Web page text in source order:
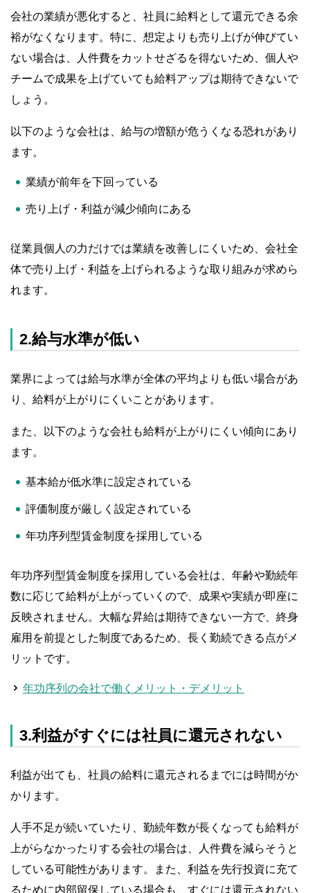
会社の業績が悪化すると、社員に給料として還元できる余
裕がなくなります。特に、想定よりも売り上げが伸びてい
ない場合は、人件費をカットせざるを得ないため、個人や
チームで成果を上げていても給料アップは期待できないで
しょう。
以下のような会社は、給与の増額が危うくなる恐れがあり
ます。
業績が前年を下回っている
売り上げ・利益が減少傾向にある
従業員個人の力だけでは業績を改善しにくいため、会社全
体で売り上げ・利益を上げられるような取り組みが求めら
れます。
2.給与水準が低い
業界によっては給与水準が全体の平均よりも低い場合があ
り、給料が上がりにくいことがあります。
また、以下のような会社も給料が上がりにくい傾向にあり
ます。
基本給が低水準に設定されている
評価制度が厳しく設定されている
年功序列型賃金制度を採用している
年功序列型賃金制度を採用している会社は、年齢や勤続年
数に応じて給料が上がっていくので、成果や実績が即座に
反映されません。大幅な昇給は期待できない一方で、終身
雇用を前提とした制度であるため、長く勤続できる点がメ
リットです。
年功序列の会社で働くメリット・デメリット
3.利益がすぐには社員に還元されない
利益が出ても、社員の給料に還元されるまでには時間がか
かります。
人手不足が続いていたり、勤続年数が長くなっても給料が
上がらなかったりする会社の場合は、人件費を減らそうと
している可能性があります。また、利益を先行投資に充て
るために内部留保している場合も、すぐには還元されない